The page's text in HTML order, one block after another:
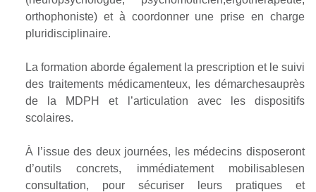
orthophoniste) et à coordonner une prise en charge
pluridisciplinaire.
La formation aborde également la prescription et le suivi
des traitements médicamenteux, les démarchesauprès
de la MDPH et l’articulation avec les dispositifs
scolaires.
À l’issue des deux journées, les médecins disposeront
d’outils concrets, immédiatement mobilisablesen
consultation, pour sécuriser leurs pratiques et